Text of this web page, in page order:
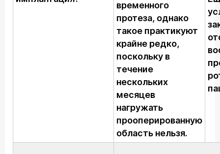
временного
протеза, однако
такое практикуют
крайне редко,
поскольку в
течение
нескольких
месяцев
нагружать
прооперированную
область нельзя.